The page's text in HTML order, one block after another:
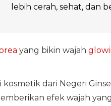
lebih cerah, sehat, dan
yang bikin wajah
dari Negeri
efek wajah